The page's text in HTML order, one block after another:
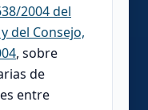
2004 del
del Consejo,
, sobre
de
entre